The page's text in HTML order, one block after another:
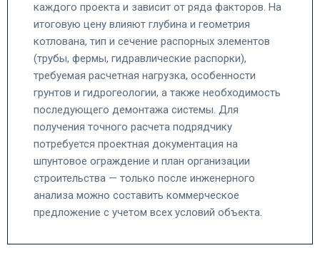
каждого проекта и зависит от ряда факторов. На
итоговую цену влияют глубина и геометрия
котлована, тип и сечение распорных элементов
(трубы, фермы, гидравлические распорки),
требуемая расчетная нагрузка, особенности
грунтов и гидрогеологии, а также необходимость
последующего демонтажа системы. Для
получения точного расчета подрядчику
потребуется проектная документация на
шпунтовое ограждение и план организации
строительства — только после инженерного
анализа можно составить коммерческое
предложение с учетом всех условий объекта.